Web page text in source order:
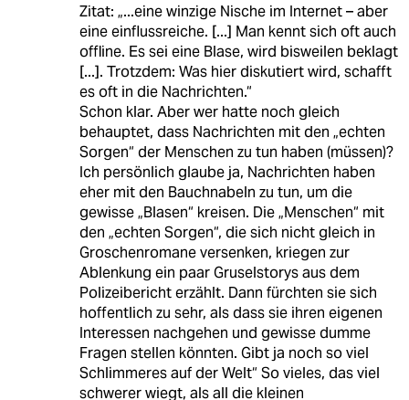
Zitat: „...eine winzige Nische im Internet – aber
eine einflussreiche. [...] Man kennt sich oft auch
offline. Es sei eine Blase, wird bisweilen beklagt
[...]. Trotzdem: Was hier diskutiert wird, schafft
es oft in die Nachrichten.“
Schon klar. Aber wer hatte noch gleich
behauptet, dass Nachrichten mit den „echten
Sorgen“ der Menschen zu tun haben (müssen)?
Ich persönlich glaube ja, Nachrichten haben
eher mit den Bauchnabeln zu tun, um die
gewisse „Blasen“ kreisen. Die „Menschen“ mit
den „echten Sorgen“, die sich nicht gleich in
Groschenromane versenken, kriegen zur
Ablenkung ein paar Gruselstorys aus dem
Polizeibericht erzählt. Dann fürchten sie sich
hoffentlich zu sehr, als dass sie ihren eigenen
Interessen nachgehen und gewisse dumme
Fragen stellen könnten. Gibt ja noch so viel
Schlimmeres auf der Welt“ So vieles, das viel
schwerer wiegt, als all die kleinen